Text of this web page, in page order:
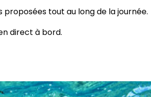
tout au long de la journée.
direct à bord.